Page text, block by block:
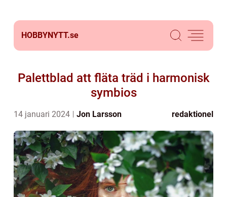
HOBBYNYTT.se
Palettblad att fläta träd i harmonisk
symbios
14 januari 2024 Jon Larsson redaktionel